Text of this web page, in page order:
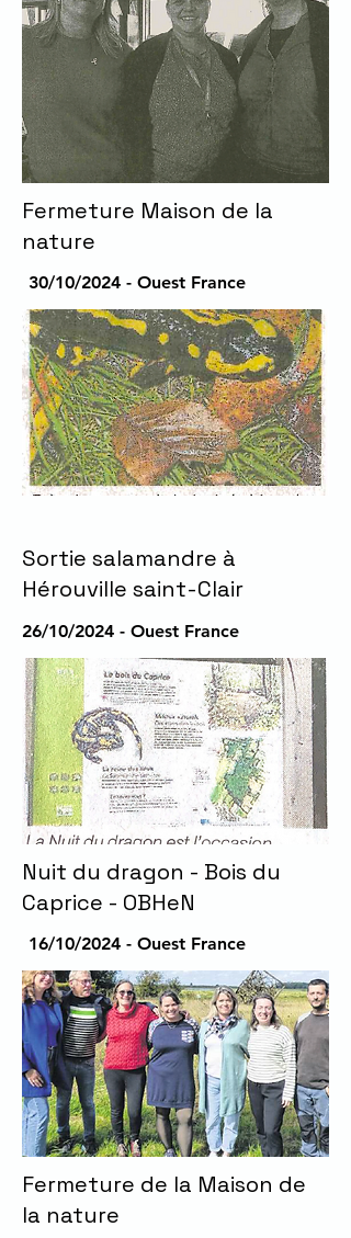
Fermeture Maison de la
nature
30/10/2024 - Ouest France
Sortie salamandre à
Hérouville saint-Clair
26/10/2024 - Ouest France
Nuit du dragon - Bois du
Caprice - OBHeN
16/10/2024 - Ouest France
Fermeture de la Maison de
la nature